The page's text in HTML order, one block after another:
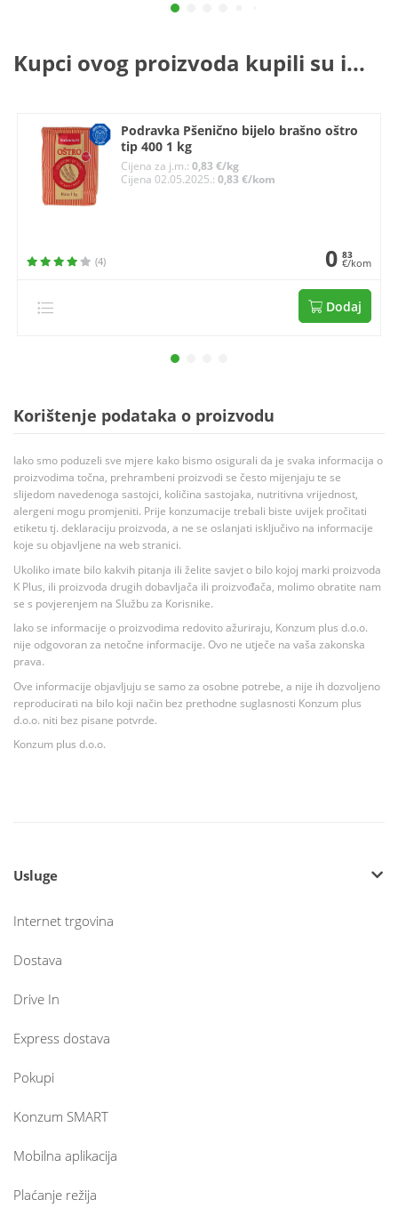
Kupci ovog proizvoda kupili su i...
Podravka Pšenično bijelo brašno oštro
tip 400 1 kg
Cijena za j.m.:0,83 €/kg
Cijena 02.05.2025.:0,83 €/kom
(4) 0 83
€/kom
Dodaj
Korištenje podataka o proizvodu
Iako smo poduzeli sve mjere kako bismo osigurali da je svaka informacija o
proizvodima točna, prehrambeni proizvodi se često mijenjaju te se
slijedom navedenoga sastojci, količina sastojaka, nutritivna vrijednost,
alergeni mogu promjeniti. Prije konzumacije trebali biste uvijek pročitati
etiketu tj. deklaraciju proizvoda, a ne se oslanjati isključivo na informacije
koje su objavljene na web stranici.
Ukoliko imate bilo kakvih pitanja ili želite savjet o bilo kojoj marki proizvoda
K Plus, ili proizvoda drugih dobavljača ili proizvođača, molimo obratite nam
se s povjerenjem na Službu za Korisnike.
Iako se informacije o proizvodima redovito ažuriraju, Konzum plus d.o.o.
nije odgovoran za netočne informacije. Ovo ne utječe na vaša zakonska
prava.
Ove informacije objavljuju se samo za osobne potrebe, a nije ih dozvoljeno
reproducirati na bilo koji način bez prethodne suglasnosti Konzum plus
d.o.o. niti bez pisane potvrde.
Konzum plus d.o.o.
Usluge
Internet trgovina
Dostava
Drive In
Express dostava
Pokupi
Konzum SMART
Mobilna aplikacija
Plaćanje režija